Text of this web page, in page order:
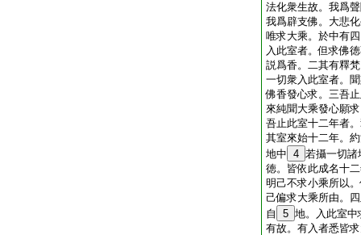
法化衆生故。我爲
我爲辟支佛。大悲
唯求大乘。於中有
入此室者。但求佛
説爲香。二其有釋
一切衆入此室者。
佛香發心求。三吾
來純聞大乘發心願
吾止此室十二年者
其室來始十二年。
地中 4 若攝一切諸
徳。皆依此成名十
明己不求小乘所以
己偏求大乘所由。
自
5 地。入此室中
有故。有入者悉皆